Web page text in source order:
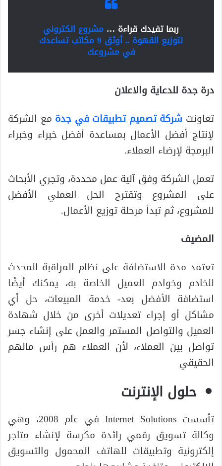
ربما تفيدك قراءة … مشروع الكتروني
لتوزيع القهوة .. أوثق 9 مكاتب تساعدك
في مشروعك
درة جدة للدعاية والاعلان
تعاونت شركة تصميم تطبيقات في جدة مع الشركة
لإنتاج أفضل الأعمال بمساعدة أفضل خبراء وخبراء
البرمجة لإرضاء العملاء.
تعمل الشركة وفق آلية عمل محددة، وتجري الأبحاث
على المشروع وتقترح الحل العملي الأفضل
للمشروع، ثم تبدأ مرحلة توزيع الأعمال.
المضيف
تعتمد مدة الاستضافة على نظام المراقبة المحدث
للخادم وخوادم العميل الخاصة به، يمكنك أيضًا
استضافة الأفضل بعد- خدمة المبيعات، حل أي
مشاكل أو إجراء تعديلات أخرى من خلال شهادة
العميل والتواصل المستمر والعمل على إنشاء جسر
تواصل بين العملاء، لأن العملاء هم رأس مالهم
الحقيقي
حلول الإنترنت
تأسست Internet Solutions في عام 2008، وهي
وكالة تسويق رقمي رائدة مكرسة لإنشاء متاجر
إلكترونية وتطبيقات للهاتف المحمول والتسويق